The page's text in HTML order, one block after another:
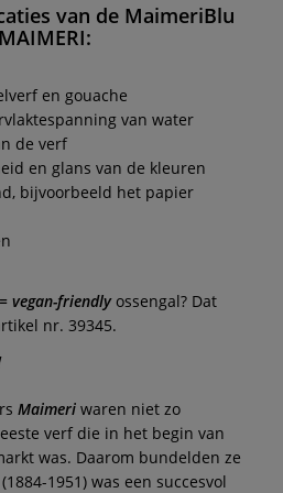
van de MaimeriBlu
MAIMERI:
en gouache
van water
de verf
en glans van de kleuren
bijvoorbeeld het papier
vegan-friendlyossengal? Dat
nr. 39345.
Maimeri waren niet zo
verf die in het begin van
was. Daarom bundelden ze
(1884-1951) was een succesvol